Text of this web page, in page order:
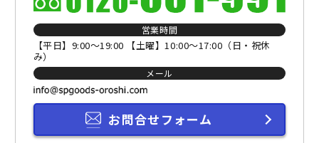
営業時間
【平日】9:00～19:00 【土曜】10:00～17:00（日・祝休
み）
メール
お問合せフォーム